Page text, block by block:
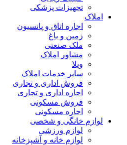
تجهیزات پزشکی
املاک
اجاره اتاق و پانسیون
زمین و باغ
ملک صنعتی
مشاور املاک
ویلا
سایر خدمات املاک
فروش اداری و تجاری
اجاره اداری و تجاری
فروش مسکونی
اجاره مسکونی
لوازم خانگی و شخصی
لوازم ورزشی
لوازم خانه و آشپزخانه